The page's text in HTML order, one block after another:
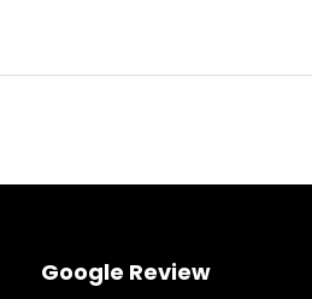
Google Review